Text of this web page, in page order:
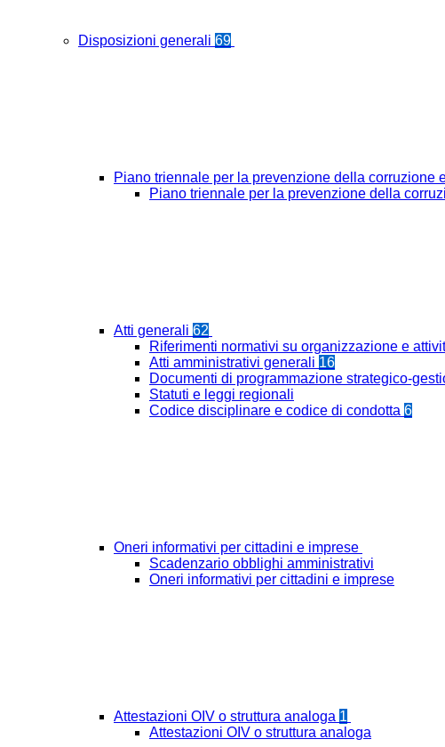
Disposizioni generali 69
Piano triennale per la prevenzione della corruzione
Piano triennale per la prevenzione della
Atti generali 62
Riferimenti normativi su organizzazione e
Atti amministrativi generali 16
Documenti di programmazione strategico-
Statuti e leggi regionali
Codice disciplinare e codice di condotta 6
Oneri informativi per cittadini e imprese
Scadenzario obblighi amministrativi
Oneri informativi per cittadini e imprese
Attestazioni OIV o struttura analoga 1
Attestazioni OIV o struttura analoga